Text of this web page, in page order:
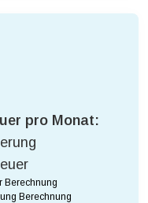
pro Monat:
Berechnung
Berechnung